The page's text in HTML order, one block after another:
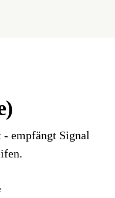
empfängt Signal